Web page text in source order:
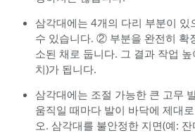
삼각대에는 4개의 다리 부분이 있
수 있습니다. ② 부분을 완전히
소된 채로 둡니다. 그 결과 작업
치)가 됩니다.
삼각대에는 조절 가능한 큰 고무
움직일 때마다 발이 바닥에 제대
오. 삼각대를 불안정한 지면(예: